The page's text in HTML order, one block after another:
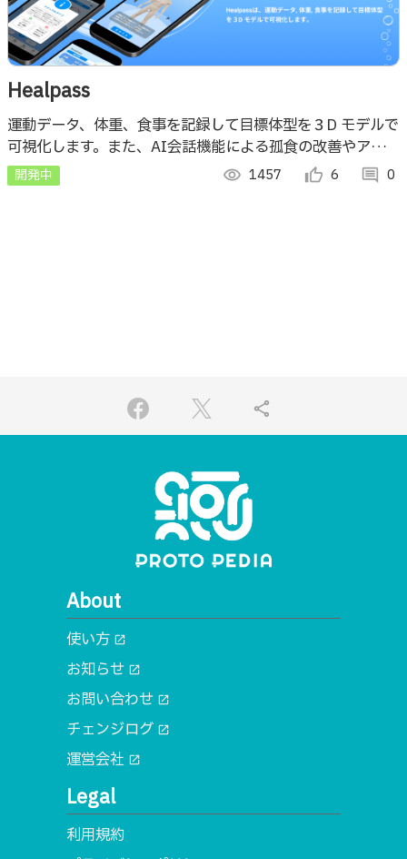
Healpass
運動データ、体重、食事を記録して目標体型を３D モデルで
可視化します。また、AI会話機能による孤食の改善やアレル
ギーや持病を考慮したレシピ提案や栄養分析なども提供しま
す。
開発中 visibility 1457 thumb_up_alt 6 comment 0
share
About
使い方 open_in_new
お知らせ open_in_new
お問い合わせ open_in_new
チェンジログ open_in_new
運営会社 open_in_new
Legal
利用規約